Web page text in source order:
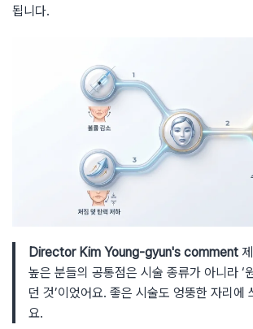
됩니다.
Director Kim Young-gyun's comment
높은 분들의 공통점은 시술 종류가 아니라 ‘
던 것’이었어요. 좋은 시술도 엉뚱한 자리에
요.